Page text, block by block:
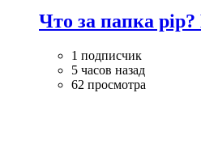
Что за папка pip?
1 подписчик
5 часов назад
62 просмотра